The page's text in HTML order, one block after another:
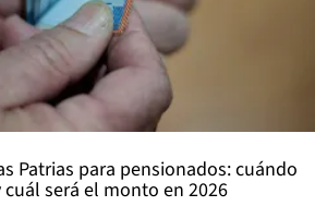
Patrias para pensionados: cuándo
será el monto en 2026